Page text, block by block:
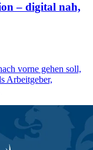
– digital nah,
vorne gehen soll,
Arbeitgeber,